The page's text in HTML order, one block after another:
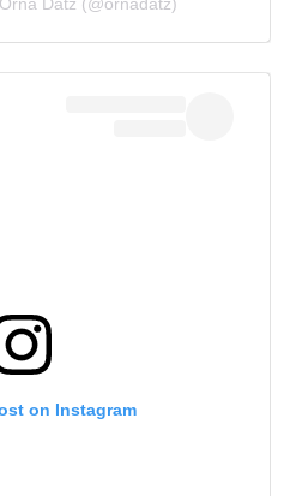
Datz (@ornadatz)
on Instagram